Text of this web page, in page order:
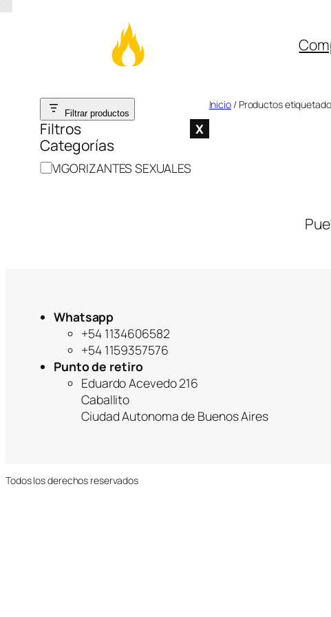
Saltar
contenido
Filtrar productos
Filtros X
Categorías
C VIGORIZANTES SEXUALES
Inicio / Productos
Whatsapp
+54 1134606582
+54 1159357576
Punto de retiro
Eduardo Acevedo 216
Caballito
Ciudad Autonoma de Buenos Aires
Todos los derechos reservados